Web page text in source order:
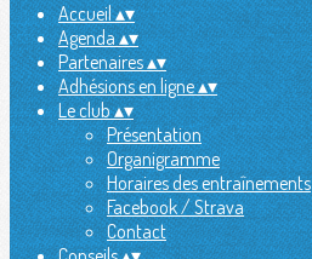
Accueil▴▾
Agenda▴▾
Partenaires▴▾
Adhésions en ligne▴▾
Le club▴▾
Présentation
Organigramme
Horaires des entraînements
Facebook / Strava
Contact